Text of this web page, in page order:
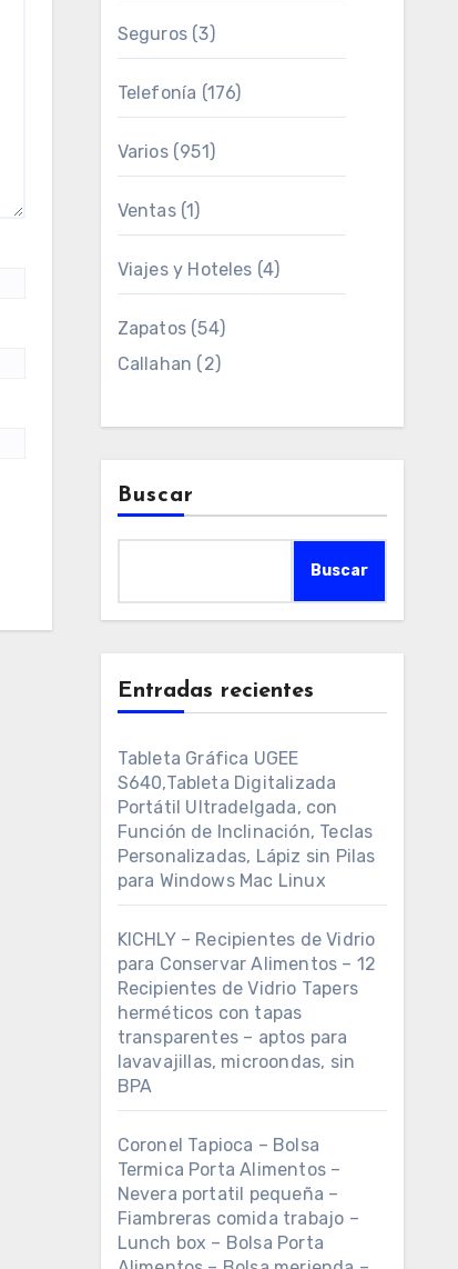
Seguros(3)
Telefonía (176)
Varios(951)
Ventas(1)
Viajes y Hoteles (4)
Zapatos(54)
Callahan (2)
Buscar
Buscar
Entradas recientes
Tableta Gráfica UGEE
S640,Tableta Digitalizada
Portátil Ultradelgada, con
Función de Inclinación, Teclas
Personalizadas, Lápiz sin Pilas
para Windows Mac Linux
KICHLY – Recipientes de Vidrio
para Conservar Alimentos – 12
Recipientes de Vidrio Tapers
herméticos con tapas
transparentes – aptos para
lavavajillas, microondas, sin
BPA
Coronel Tapioca – Bolsa
Termica Porta Alimentos –
Nevera portatil pequeña –
Fiambreras comida trabajo –
Lunch box – Bolsa Porta